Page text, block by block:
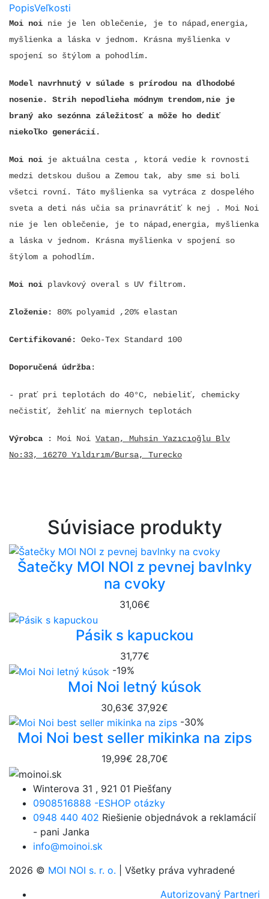
PopisVeľkosti
Moi noi nie je len oblečenie, je to nápad,energia,
myšlienka a láska v jednom. Krásna myšlienka v
spojení so štýlom a pohodlím.
Model navrhnutý v súlade s prírodou na dlhodobé
nosenie. Strih nepodlieha módnym trendom,nie je
braný ako sezónna záležitosť a môže ho dediť
niekoľko generácií.
Moi noi je aktuálna cesta , ktorá vedie k rovnosti
medzi detskou dušou a Zemou tak, aby sme si boli
všetci rovní. Táto myšlienka sa vytráca z dospelého
sveta a deti nás učia sa prinavrátiť k nej . Moi Noi
nie je len oblečenie, je to nápad,energia, myšlienka
a láska v jednom. Krásna myšlienka v spojení so
štýlom a pohodlím.
Moi noi plavkový overal s UV filtrom.
Zloženie: 80% polyamid ,20% elastan
Certifikované: Oeko-Tex Standard 100
Doporučená údržba:
- prať pri teplotách do 40°C, nebieliť, chemicky
nečistiť, žehliť na miernych teplotách
Výrobca : Moi Noi Vatan, Muhsin Yazıcıoğlu Blv
No:33, 16270 Yıldırım/Bursa, Turecko
Súvisiace produkty
Šatečky MOI NOI z pevnej bavlnky
na cvoky
31,06€
Pásik s kapuckou
31,77€
-19%
Moi Noi letný kúsok
30,63€ 37,92€
-30%
Moi Noi best seller mikinka na zips
19,99€ 28,70€
Winterova 31 , 921 01 Piešťany
0908516888 -ESHOP otázky
0948 440 402 Riešienie objednávok a reklamácií
- pani Janka
info@moinoi.sk
2026 © MOI NOI s. r. o. | Všetky práva vyhradené
Autorizovaný Partneri